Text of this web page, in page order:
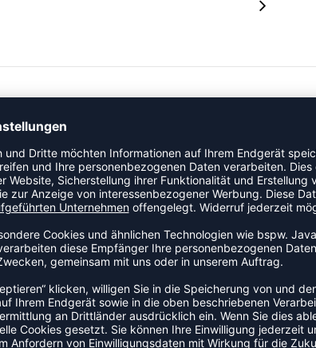
Wadenbandage. Bietet gezielten Halt und